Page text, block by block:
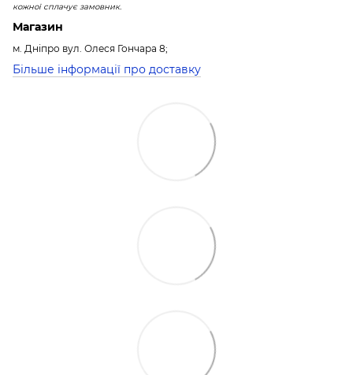
кожної сплачує замовник.
Магазин
м. Дніпро вул. Олеся Гончара 8;
Більше інформації про доставку